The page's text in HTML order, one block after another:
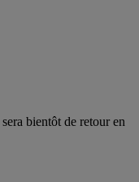
bientôt de retour en